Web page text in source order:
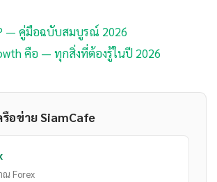
— คู่มือฉบับสมบูรณ์ 2026
คือ — ทุกสิ่งที่ต้องรู้ในปี 2026
อข่าย SiamCafe
Forex